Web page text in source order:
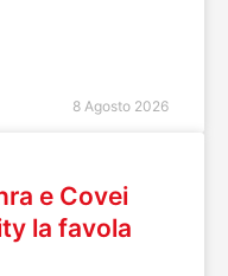
8 Agosto 2026
e Covei
la favola